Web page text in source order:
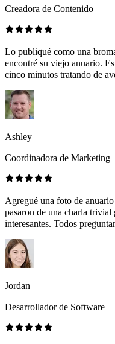
Creadora de Contenido
Lo publiqué como una
encontré su viejo anuario.
cinco minutos tratando de
Ashley
Coordinadora de Marketing
Agregué una foto de
pasaron de una charla trivial
interesantes. Todos
Jordan
Desarrollador de Software